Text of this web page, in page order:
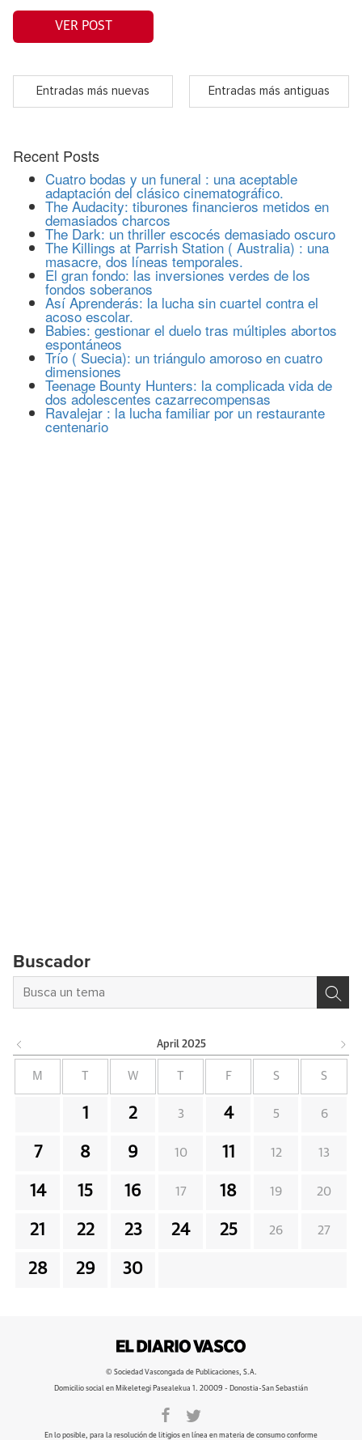
VER POST
Entradas más nuevas Entradas más antiguas
Recent Posts
Cuatro bodas y un funeral : una aceptable
adaptación del clásico cinematográfico.
The Audacity: tiburones financieros metidos en
demasiados charcos
The Dark: un thriller escocés demasiado oscuro
The Killings at Parrish Station ( Australia) : una
masacre, dos líneas temporales.
El gran fondo: las inversiones verdes de los
fondos soberanos
Así Aprenderás: la lucha sin cuartel contra el
acoso escolar.
Babies: gestionar el duelo tras múltiples abortos
espontáneos
Trío ( Suecia): un triángulo amoroso en cuatro
dimensiones
Teenage Bounty Hunters: la complicada vida de
dos adolescentes cazarrecompensas
Ravalejar : la lucha familiar por un restaurante
centenario
Buscador
April 2025
M W F S S
1 2 3 4 5 6
7 8 9 10 11 12 13
14 15 16 17 18 19 20
21 22 23 24 25 26 27
28 29 30
© Sociedad Vascongada de Publicaciones, S.A.
Domicilio social en Mikeletegi Pasealekua 1. 20009 - Donostia-San Sebastián
En lo posible, para la resolución de litigios en línea en materia de consumo conforme